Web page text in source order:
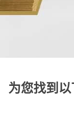
为您找到以